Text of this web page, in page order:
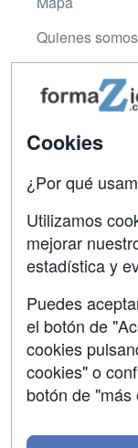
Quienes somos
Acceso
Acceso Centros
Contactar
Copyleft
Cookies
¿Por qué
Utilizamos
mejorar
estadística y
Puedes
el botón de
cookies
cookies" o
botón de "más